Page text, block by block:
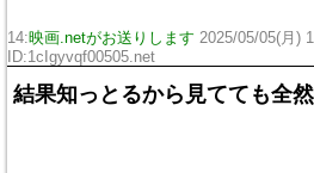
14:映画.netがお送りします 2025/05/05(月)
ID:1cIgyvqf00505.net
結果知っとるから見てても全